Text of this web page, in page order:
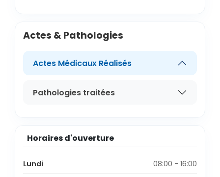
Actes & Pathologies
Actes Médicaux Réalisés
Pathologies traitées
Horaires d'ouverture
Lundi
08:00 - 16:00